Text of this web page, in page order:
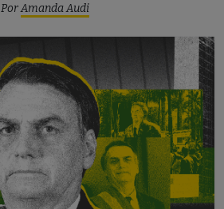
PorAmanda Audi